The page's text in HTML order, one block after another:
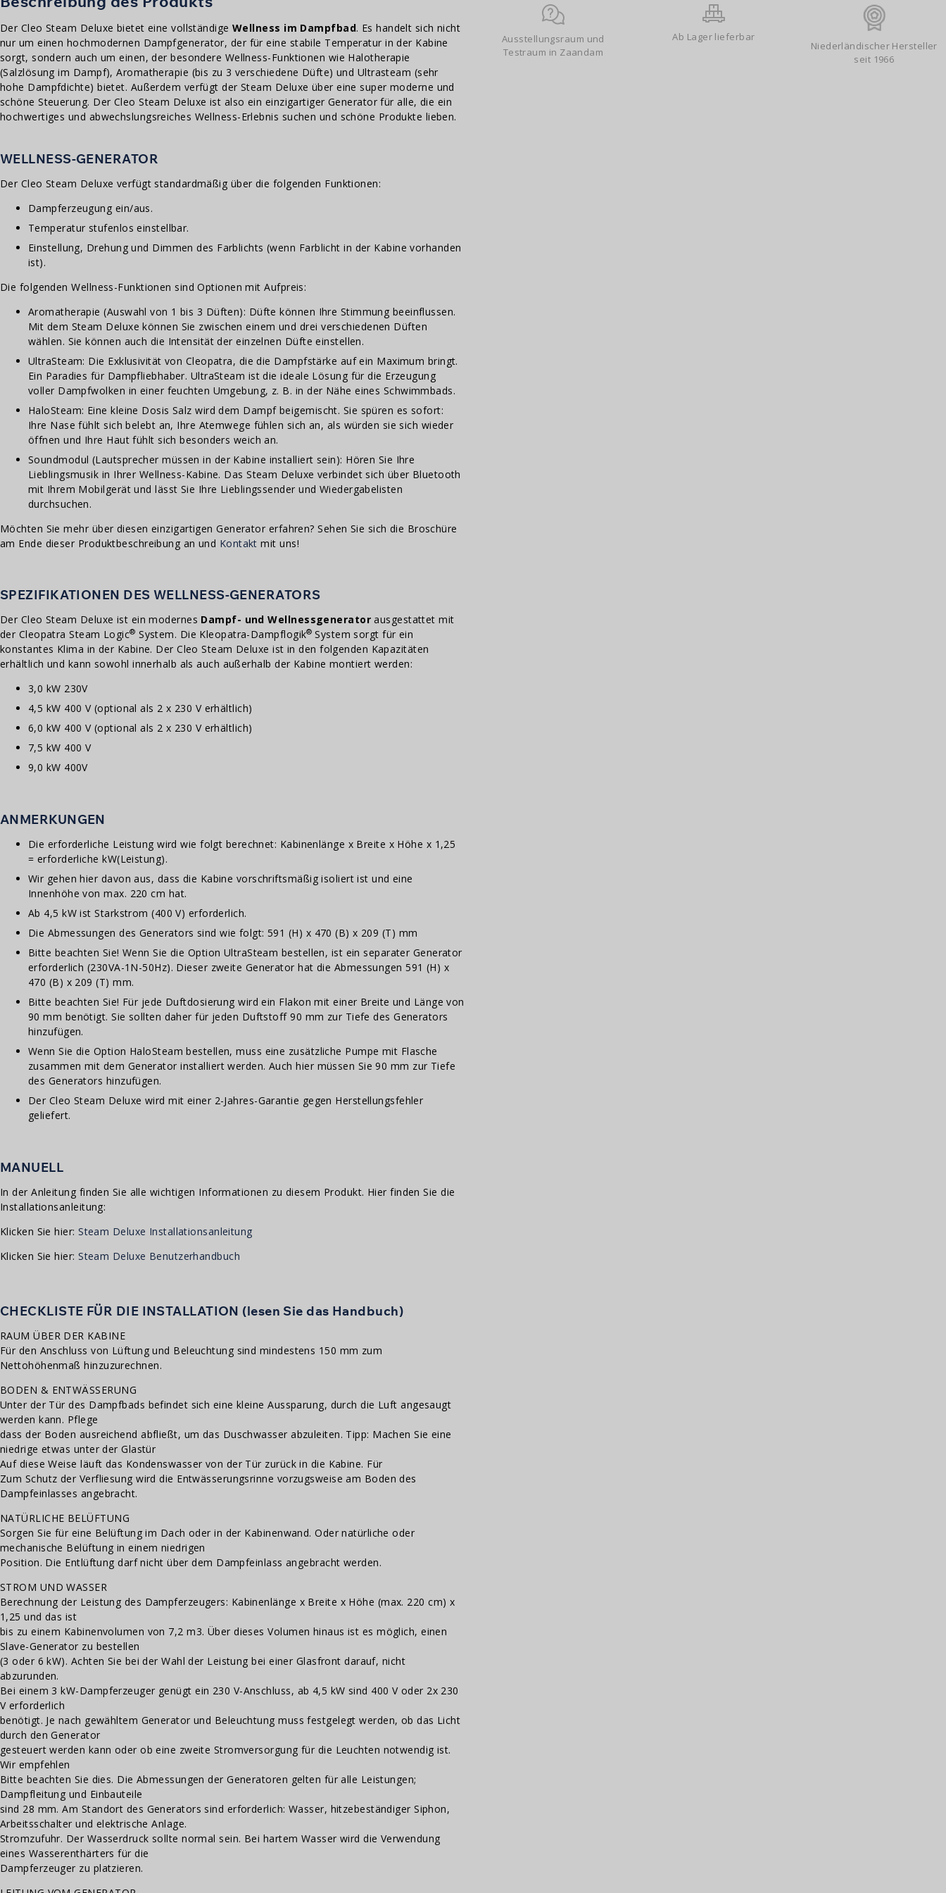
Der Cleo Steam Deluxe bietet eine vollständigeWellness im Dampfbad. Es handelt sich nicht
nur um einen hochmodernen Dampfgenerator, der für eine stabile Temperatur in der Kabine
sorgt, sondern auch um einen, der besondere Wellness-Funktionen wie Halotherapie
(Salzlösung im Dampf), Aromatherapie (bis zu 3 verschiedene Düfte) und Ultrasteam (sehr
hohe Dampfdichte) bietet. Außerdem verfügt der Steam Deluxe über eine super moderne und
schöne Steuerung. Der Cleo Steam Deluxe ist also ein einzigartiger Generator für alle, die ein
hochwertiges und abwechslungsreiches Wellness-Erlebnis suchen und schöne Produkte lieben.
WELLNESS-GENERATOR
Der Cleo Steam Deluxe verfügt standardmäßig über die folgenden Funktionen:
Dampferzeugung ein/aus.
Temperatur stufenlos einstellbar.
Einstellung, Drehung und Dimmen des Farblichts (wenn Farblicht in der Kabine vorhanden
ist).
Die folgenden Wellness-Funktionen sind Optionen mit Aufpreis:
Aromatherapie (Auswahl von 1 bis 3 Düften): Düfte können Ihre Stimmung beeinflussen.
Mit dem Steam Deluxe können Sie zwischen einem und drei verschiedenen Düften
wählen. Sie können auch die Intensität der einzelnen Düfte einstellen.
UltraSteam: Die Exklusivität von Cleopatra, die die Dampfstärke auf ein Maximum bringt.
Ein Paradies für Dampfliebhaber. UltraSteam ist die ideale Lösung für die Erzeugung
voller Dampfwolken in einer feuchten Umgebung, z. B. in der Nähe eines Schwimmbads.
HaloSteam: Eine kleine Dosis Salz wird dem Dampf beigemischt. Sie spüren es sofort:
Ihre Nase fühlt sich belebt an, Ihre Atemwege fühlen sich an, als würden sie sich wieder
öffnen und Ihre Haut fühlt sich besonders weich an.
Soundmodul (Lautsprecher müssen in der Kabine installiert sein): Hören Sie Ihre
Lieblingsmusik in Ihrer Wellness-Kabine. Das Steam Deluxe verbindet sich über Bluetooth
mit Ihrem Mobilgerät und lässt Sie Ihre Lieblingssender und Wiedergabelisten
durchsuchen.
Möchten Sie mehr über diesen einzigartigen Generator erfahren? Sehen Sie sich die Broschüre
am Ende dieser Produktbeschreibung an und Kontakt mit uns!
SPEZIFIKATIONEN DES WELLNESS-GENERATORS
Der Cleo Steam Deluxe ist ein modernes Dampf- und Wellnessgeneratorausgestattet mit
der Cleopatra Steam Logic® System. Die Kleopatra-Dampflogik®System sorgt für ein
konstantes Klima in der Kabine. Der Cleo Steam Deluxe ist in den folgenden Kapazitäten
erhältlich und kann sowohl innerhalb als auch außerhalb der Kabine montiert werden:
3,0 kW 230V
4,5 kW 400 V (optional als 2 x 230 V erhältlich)
6,0 kW 400 V (optional als 2 x 230 V erhältlich)
7,5 kW 400 V
9,0 kW 400V
ANMERKUNGEN
Die erforderliche Leistung wird wie folgt berechnet: Kabinenlänge x Breite x Höhe x 1,25
= erforderliche kW(Leistung).
Wir gehen hier davon aus, dass die Kabine vorschriftsmäßig isoliert ist und eine
Innenhöhe von max. 220 cm hat.
Ab 4,5 kW ist Starkstrom (400 V) erforderlich.
Die Abmessungen des Generators sind wie folgt: 591 (H) x 470 (B) x 209 (T) mm
Bitte beachten Sie! Wenn Sie die Option UltraSteam bestellen, ist ein separater Generator
erforderlich (230VA-1N-50Hz). Dieser zweite Generator hat die Abmessungen 591 (H) x
470 (B) x 209 (T) mm.
Bitte beachten Sie! Für jede Duftdosierung wird ein Flakon mit einer Breite und Länge von
90 mm benötigt. Sie sollten daher für jeden Duftstoff 90 mm zur Tiefe des Generators
hinzufügen.
Wenn Sie die Option HaloSteam bestellen, muss eine zusätzliche Pumpe mit Flasche
zusammen mit dem Generator installiert werden. Auch hier müssen Sie 90 mm zur Tiefe
des Generators hinzufügen.
Der Cleo Steam Deluxe wird mit einer 2-Jahres-Garantie gegen Herstellungsfehler
geliefert.
MANUELL
In der Anleitung finden Sie alle wichtigen Informationen zu diesem Produkt. Hier finden Sie die
Installationsanleitung:
Klicken Sie hier:Steam Deluxe Installationsanleitung
Klicken Sie hier:Steam Deluxe Benutzerhandbuch
CHECKLISTE FÜR DIE INSTALLATION (lesen Sie das Handbuch)
RAUM ÜBER DER KABINE
Für den Anschluss von Lüftung und Beleuchtung sind mindestens 150 mm zum
Nettohöhenmaß hinzuzurechnen.
BODEN & ENTWÄSSERUNG
Unter der Tür des Dampfbads befindet sich eine kleine Aussparung, durch die Luft angesaugt
werden kann. Pflege
dass der Boden ausreichend abfließt, um das Duschwasser abzuleiten. Tipp: Machen Sie eine
niedrige etwas unter der Glastür
Auf diese Weise läuft das Kondenswasser von der Tür zurück in die Kabine. Für
Zum Schutz der Verfliesung wird die Entwässerungsrinne vorzugsweise am Boden des
Dampfeinlasses angebracht.
NATÜRLICHE BELÜFTUNG
Sorgen Sie für eine Belüftung im Dach oder in der Kabinenwand. Oder natürliche oder
mechanische Belüftung in einem niedrigen
Position. Die Entlüftung darf nicht über dem Dampfeinlass angebracht werden.
STROM UND WASSER
Berechnung der Leistung des Dampferzeugers: Kabinenlänge x Breite x Höhe (max. 220 cm) x
1,25 und das ist
bis zu einem Kabinenvolumen von 7,2 m3. Über dieses Volumen hinaus ist es möglich, einen
Slave-Generator zu bestellen
(3 oder 6 kW). Achten Sie bei der Wahl der Leistung bei einer Glasfront darauf, nicht
abzurunden.
Bei einem 3 kW-Dampferzeuger genügt ein 230 V-Anschluss, ab 4,5 kW sind 400 V oder 2x 230
V erforderlich
benötigt. Je nach gewähltem Generator und Beleuchtung muss festgelegt werden, ob das Licht
durch den Generator
gesteuert werden kann oder ob eine zweite Stromversorgung für die Leuchten notwendig ist.
Wir empfehlen
Bitte beachten Sie dies. Die Abmessungen der Generatoren gelten für alle Leistungen;
Dampfleitung und Einbauteile
sind 28 mm. Am Standort des Generators sind erforderlich: Wasser, hitzebeständiger Siphon,
Arbeitsschalter und elektrische Anlage.
Stromzufuhr. Der Wasserdruck sollte normal sein. Bei hartem Wasser wird die Verwendung
eines Wasserenthärters für die
Dampferzeuger zu platzieren.
Ausstellungsraum und
Testraum in Zaandam
Ab Lager lieferbar
Niederländischer Hersteller
seit 1966